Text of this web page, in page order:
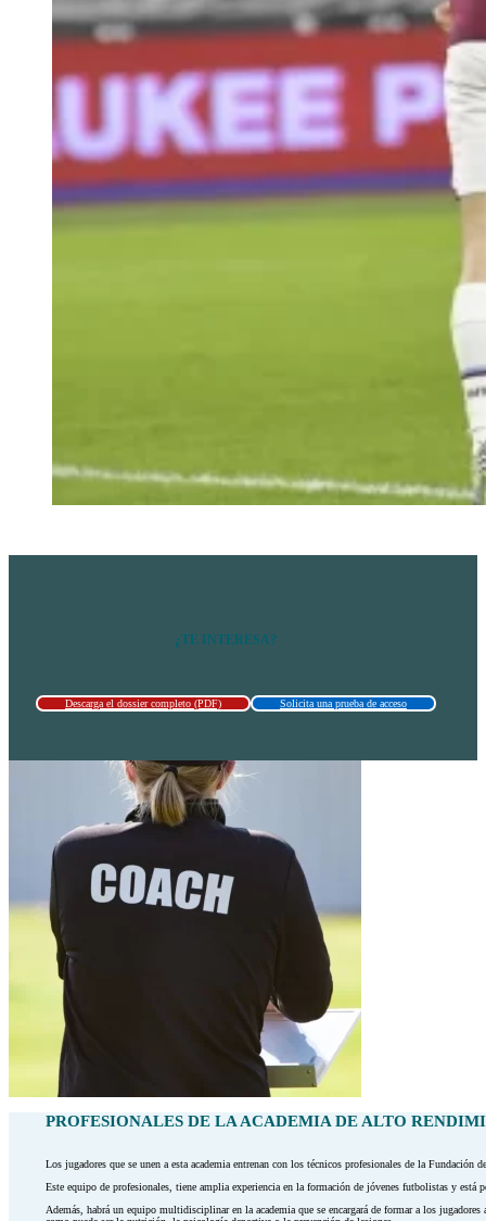
¿TE INTERESA?
Descarga el dossier completo (PDF) Solicita una prueba de acceso
PROFESIONALES DE LA ACADEMIA DE ALTO
Los jugadores que se unen a esta academia entrenan con los técnicos profesionales de la
Este equipo de profesionales, tiene amplia experiencia en la formación de jóvenes futbolistas y
Además, habrá un equipo multidisciplinar en la academia que se encargará de formar a los